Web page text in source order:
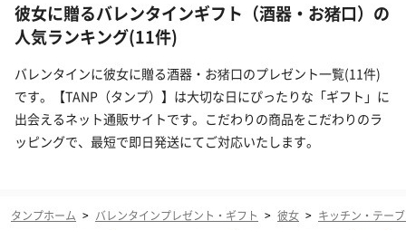
彼女に贈るバレンタインギフト（酒器・お猪口）の
人気ランキング(11件)
バレンタインに彼女に贈る酒器・お猪口のプレゼント一覧(11件)
です。【TANP（タンプ）】は大切な日にぴったりな「ギフト」に
出会えるネット通販サイトです。こだわりの商品をこだわりのラ
ッピングで、最短で即日発送にてご対応いたします。
タンプホーム > バレンタインプレゼント・ギフト > 彼女 > キッチン・テー